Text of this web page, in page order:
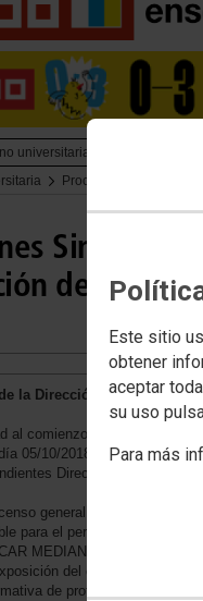
Este sitio
obtener
aceptar
su uso
Para más
universitaria
Procedimientos
Sindicales
de
la Dirección General de
al comienzo de este proceso
05/10/2018 de las Mesas
Direcciones Territoriales.
general en custodia en
para el personal docente la
MEDIANTE CÓDIGO DE
del censo solo puede
de protección de datos,